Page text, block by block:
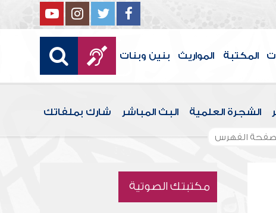
المكتبة المواريث بنين وبنات
الشجرة العلمية البث المباشر شارك بملفاتك
صفحة الفهرس
مكتبتك الصوتية